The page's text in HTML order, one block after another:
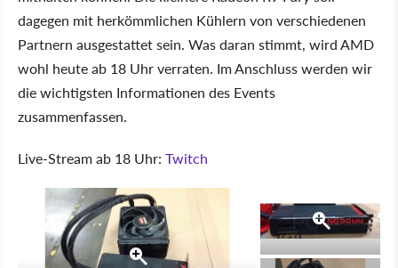
dagegen mit herkömmlichen Kühlern von verschiedenen
Partnern ausgestattet sein. Was daran stimmt, wird AMD
wohl heute ab 18 Uhr verraten. Im Anschluss werden wir
die wichtigsten Informationen des Events
zusammenfassen.
Live-Stream ab 18 Uhr: Twitch